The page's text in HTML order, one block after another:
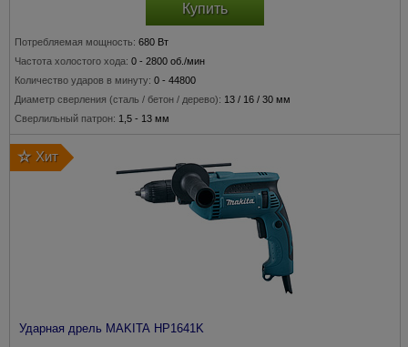
Купить
Потребляемая мощность: 680 Вт
Частота холостого хода: 0 - 2800 об./мин
Количество ударов в минуту: 0 - 44800
Диаметр сверления (сталь / бетон / дерево): 13 / 16 / 30 мм
Сверлильный патрон: 1,5 - 13 мм
Хит
Ударная дрель MAKITA HP1641K